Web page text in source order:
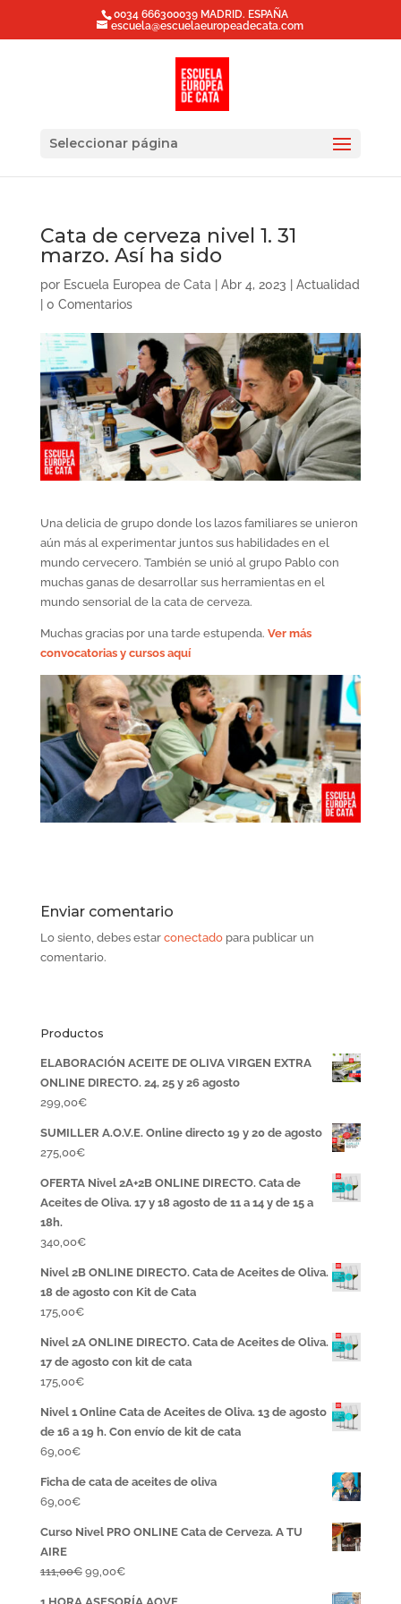
0034 666300039 MADRID. ESPAÑA
escuela@escuelaeuropeadecata.com
Seleccionar página
Cata de cerveza nivel 1. 31
marzo. Así ha sido
por Escuela Europea de Cata Abr 4, 2023
Actualidad
0 Comentarios
Una delicia de grupo donde los lazos familiares se unieron
aún más al experimentar juntos sus habilidades en el
mundo cervecero. También se unió al grupo Pablo con
muchas ganas de desarrollar sus herramientas en el
mundo sensorial de la cata de cerveza.
Muchas gracias por una tarde estupenda. Ver más
convocatorias y cursos aquí
Enviar comentario
Lo siento, debes estar conectadopara publicar un
comentario.
Productos
ELABORACIÓN ACEITE DE OLIVA VIRGEN EXTRA
ONLINE DIRECTO. 24, 25 y 26 agosto
299,00€
SUMILLER A.O.V.E. Online directo 19 y 20 de agosto
275,00€
OFERTA Nivel 2A+2B ONLINE DIRECTO. Cata de
Aceites de Oliva. 17 y 18 agosto de 11 a 14 y de 15 a
18h.
340,00€
Nivel 2B ONLINE DIRECTO. Cata de Aceites de Oliva.
18 de agosto con Kit de Cata
175,00€
Nivel 2A ONLINE DIRECTO. Cata de Aceites de Oliva.
17 de agosto con kit de cata
175,00€
Nivel 1 Online Cata de Aceites de Oliva. 13 de agosto
de 16 a 19 h. Con envío de kit de cata
69,00€
Ficha de cata de aceites de oliva
69,00€
Curso Nivel PRO ONLINE Cata de Cerveza. A TU
AIRE
111,00€ El
99,00€El